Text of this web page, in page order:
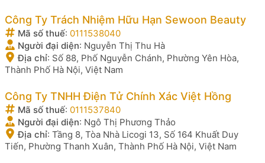
Công Ty Trách Nhiệm Hữu Hạn Sewoon Beauty
Mã số thuế: 0111538040
Người đại diện: Nguyễn Thị Thu Hà
Địa chỉ: Số 88, Phố Nguyễn Chánh, Phường Yên Hòa,
Thành Phố Hà Nội, Việt Nam
Công Ty TNHH Điện Tử Chính Xác Việt Hồng
Mã số thuế: 0111537840
Người đại diện: Ngô Thị Phương Thảo
Địa chỉ: Tầng 8, Tòa Nhà Licogi 13, Số 164 Khuất Duy
Tiến, Phường Thanh Xuân, Thành Phố Hà Nội, Việt Nam